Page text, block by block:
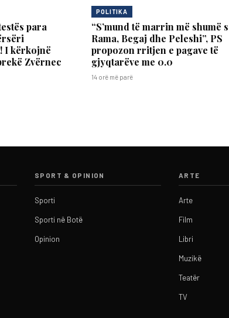
para
I kërkojnë
Zvërnec
POLITIKA
“S’mund të marrin më shumë
Rama, Begaj dhe Peleshi”, PS
propozon rritjen e pagave të
gjyqtarëve me 0.0
14 orë më parë
SPORT & OPINION
Sporti
Sporti në Botë
Opinion
ARTE
Arte
Film
Libri
Muzikë
Teatër
TV